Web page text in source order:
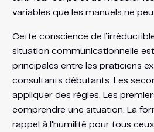
variables que les manuels ne
Cette conscience de
situation communicationnelle est
principales entre les praticiens
consultants débutants. Les
appliquer des règles. Les
comprendre une situation. La
rappel à l’humilité pour tous